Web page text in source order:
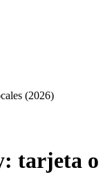
(2026)
tarjeta o